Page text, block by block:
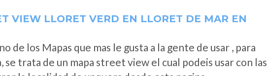
VIEW LLORET VERD EN LLORET DE MAR EN
de los Mapas que mas le gusta a la gente de usar , para
se trata de un mapa street view el cual podeis usar con las